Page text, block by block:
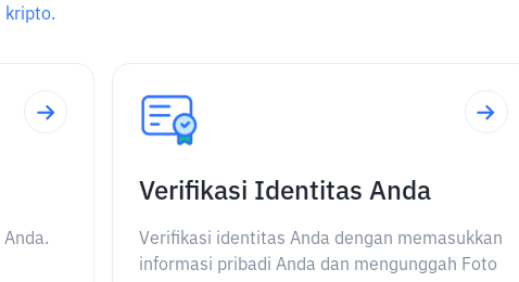
kripto.
Verifikasi Identitas Anda
Verifikasi identitas Anda dengan memasukkan
informasi pribadi Anda dan mengunggah Foto